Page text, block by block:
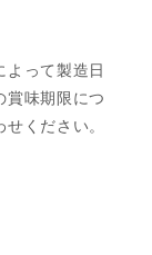
って製造日
賞味期限につ
ください。